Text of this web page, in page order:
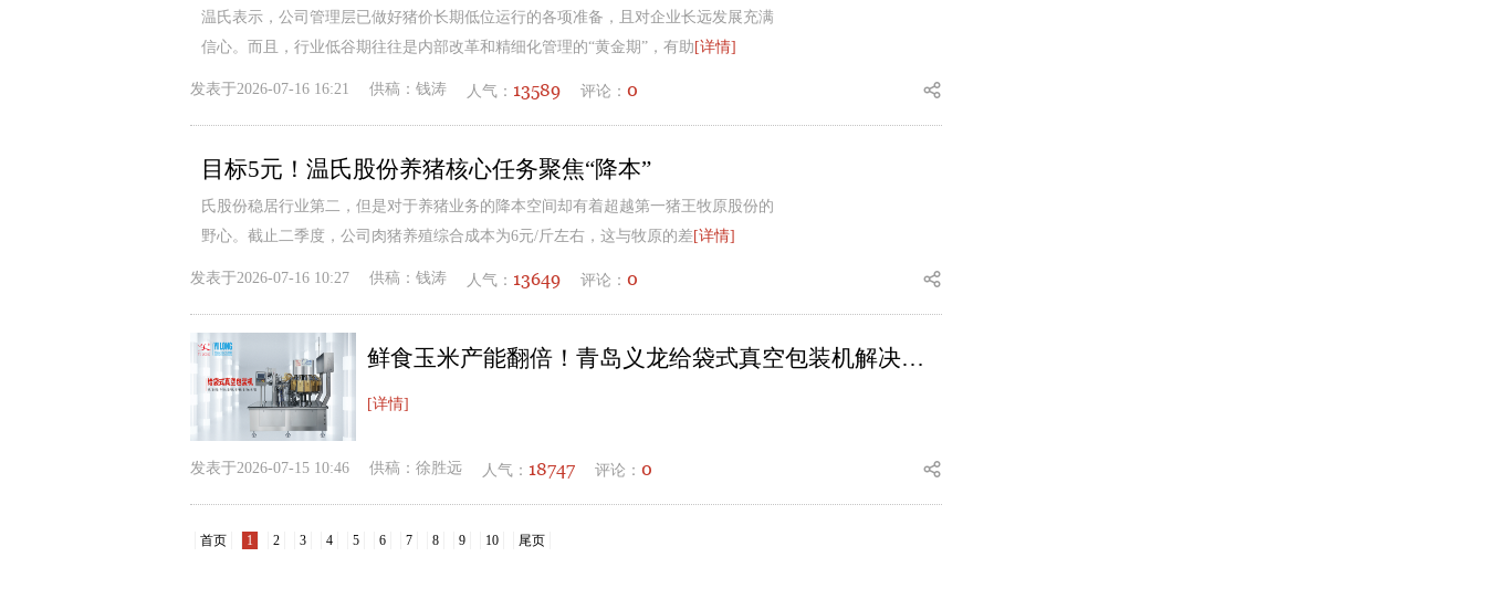
温氏表示，公司管理层已做好猪价长期低位运行的各项准备，且对企业长远发展充满
信心。而且，行业低谷期往往是内部改革和精细化管理的“黄金期”，有助 [详情]
发表于2026-07-16 16:21 供稿： 钱涛 人气： 13589 评论： 0
目标5元！温氏股份养猪核心任务聚焦“降本”
氏股份稳居行业第二，但是对于养猪业务的降本空间却有着超越第一猪王牧原股份的
野心。截止二季度，公司肉猪养殖综合成本为6元/斤左右，这与牧原的差[详情]
发表于2026-07-16 10:27 供稿： 钱涛 人气： 13649 评论： 0
鲜食玉米产能翻倍！青岛义龙给袋式真空包装机解决玉米棒包装痛点
[详情]
发表于2026-07-15 10:46 供稿： 徐胜远 人气： 18747 评论： 0
首页 1 2 3 4 5 6 7 8 9 10 尾页